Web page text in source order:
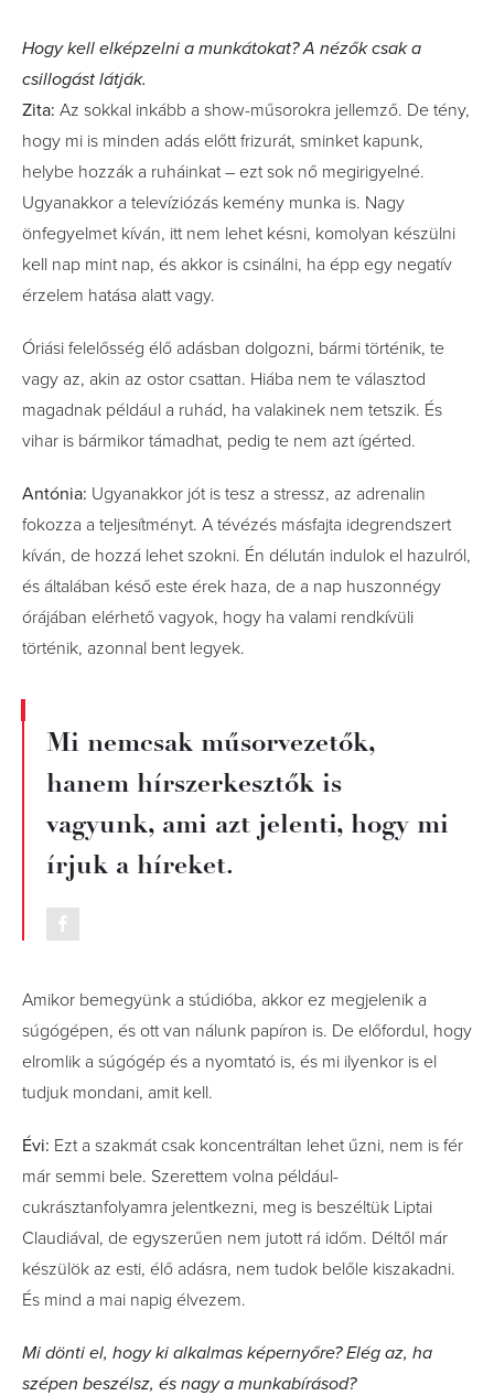
Hogy kell elképzelni a munkátokat? A nézők csak a
csillogást látják.
Zita: Az sokkal inkább a show-műsorokra jellemző. De tény,
hogy mi is minden adás előtt frizurát, sminket kapunk,
helybe hozzák a ruháinkat – ezt sok nő megirigyelné.
Ugyanakkor a televíziózás kemény munka is. Nagy
önfegyelmet kíván, itt nem lehet késni, komolyan készülni
kell nap mint nap, és akkor is csinálni, ha épp egy negatív
érzelem hatása alatt vagy.
Óriási felelősség élő adásban dolgozni, bármi történik, te
vagy az, akin az ostor csattan. Hiába nem te választod
magadnak például a ruhád, ha valakinek nem tetszik. És
vihar is bármikor támadhat, pedig te nem azt ígérted.
Antónia: Ugyanakkor jót is tesz a stressz, az adrenalin
fokozza a teljesítményt. A tévézés másfajta idegrendszert
kíván, de hozzá lehet szokni. Én délután indulok el hazulról,
és általában késő este érek haza, de a nap huszonnégy
órájában elérhető vagyok, hogy ha valami rendkívüli
történik, azonnal bent legyek.
Mi nemcsak műsorvezetők,
hanem hírszerkesztők is
vagyunk, ami azt jelenti, hogy mi
írjuk a híreket.
Amikor bemegyünk a stúdióba, akkor ez megjelenik a
súgógépen, és ott van nálunk papíron is. De előfordul, hogy
elromlik a súgógép és a nyomtató is, és mi ilyenkor is el
tudjuk mondani, amit kell.
Évi: Ezt a szakmát csak koncentráltan lehet űzni, nem is fér
már semmi bele. Szerettem volna például­
cukrásztanfolyamra jelentkezni, meg is beszéltük Liptai
Claudiával, de egyszerűen nem jutott rá időm. Déltől már
készülök az esti, élő adásra, nem tudok belőle kiszakadni.
És mind a mai napig élvezem.
Mi dönti el, hogy ki alkalmas képernyőre? Elég az, ha
szépen beszélsz, és nagy a munkabírásod?